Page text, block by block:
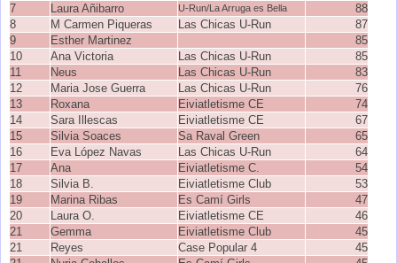
7
Laura Añibarro U-Run/La Arruga es Bella
88
8
M Carmen Piqueras Las Chicas U-Run
87
9
Esther Martinez
85
10
Ana Victoria Las Chicas U-Run
85
11
Neus Las Chicas U-Run
83
12
Maria Jose Guerra Las Chicas U-Run
76
13
Roxana Eiviatletisme CE
74
14
Sara Illescas Eiviatletisme CE
67
15
Silvia Soaces Sa Raval Green
65
16
Eva López Navas Las Chicas U-Run
64
17
Ana Eiviatletisme C.
54
18
Silvia B. Eiviatletisme Club
53
19
Marina Ribas Es Camí Girls
47
20
Laura O. Eiviatletisme CE
46
21
Gemma Eiviatletisme Club
45
21
Reyes Case Popular 4
45